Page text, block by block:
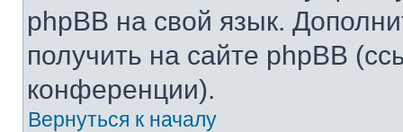
phpBB на свой язык.
получить на сайте phpBB
конференции).
Вернуться к началу